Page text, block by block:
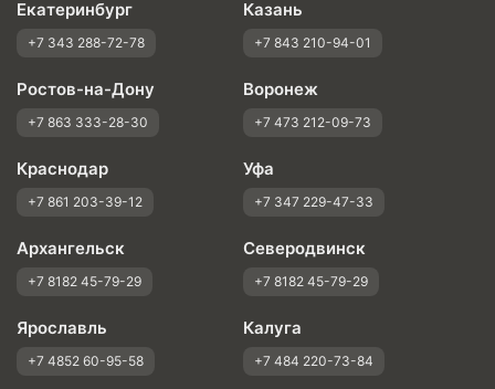
Екатеринбург
+7 343 288-72-78
Казань
+7 843 210-94-01
Ростов-на-Дону
+7 863 333-28-30
Воронеж
+7 473 212-09-73
Краснодар
+7 861 203-39-12
Уфа
+7 347 229-47-33
Архангельск
+7 8182 45-79-29
Северодвинск
+7 8182 45-79-29
Ярославль
+7 4852 60-95-58
Калуга
+7 484 220-73-84